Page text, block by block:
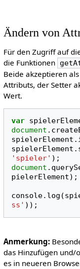
Ändern von
Für den Zugriff auf
die Funktionen
Beide akzeptieren
Attributs, der Setter
Wert.
var
document .
spielerElement .
spielerElement .
'spieler' );
document .
pielerElement);
console. log (
ss' ));
Anmerkung:
das Hinzufügen und/
es in neueren